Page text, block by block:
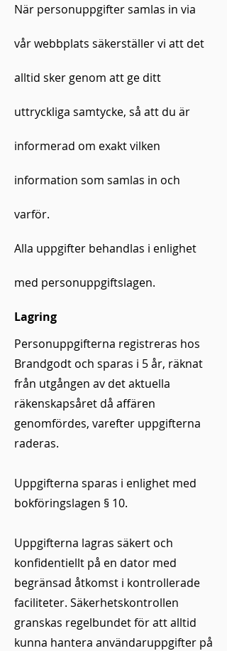
När personuppgifter samlas in via
vår webbplats säkerställer vi att det
alltid sker genom att ge ditt
uttryckliga samtycke, så att du är
informerad om exakt vilken
information som samlas in och
varför.
Alla uppgifter behandlas i enlighet
med personuppgiftslagen.
Lagring
Personuppgifterna registreras hos
Brandgodt och sparas i 5 år, räknat
från utgången av det aktuella
räkenskapsåret då affären
genomfördes, varefter uppgifterna
raderas.
Uppgifterna sparas i enlighet med
bokföringslagen § 10.
Uppgifterna lagras säkert och
konfidentiellt på en dator med
begränsad åtkomst i kontrollerade
faciliteter. Säkerhetskontrollen
granskas regelbundet för att alltid
kunna hantera användaruppgifter på